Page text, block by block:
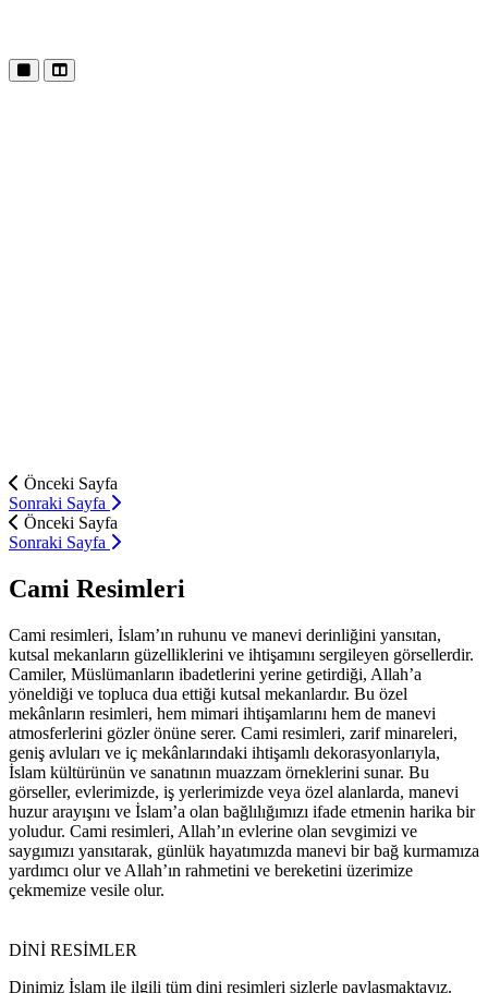
Önceki Sayfa
Sonraki Sayfa
Önceki Sayfa
Sonraki Sayfa
Cami Resimleri
Cami resimleri, İslam’ın ruhunu ve manevi derinliğini yansıtan,
kutsal mekanların güzelliklerini ve ihtişamını sergileyen görsellerdir.
Camiler, Müslümanların ibadetlerini yerine getirdiği, Allah’a
yöneldiği ve topluca dua ettiği kutsal mekanlardır. Bu özel
mekânların resimleri, hem mimari ihtişamlarını hem de manevi
atmosferlerini gözler önüne serer. Cami resimleri, zarif minareleri,
geniş avluları ve iç mekânlarındaki ihtişamlı dekorasyonlarıyla,
İslam kültürünün ve sanatının muazzam örneklerini sunar. Bu
görseller, evlerimizde, iş yerlerimizde veya özel alanlarda, manevi
huzur arayışını ve İslam’a olan bağlılığımızı ifade etmenin harika bir
yoludur. Cami resimleri, Allah’ın evlerine olan sevgimizi ve
saygımızı yansıtarak, günlük hayatımızda manevi bir bağ kurmamıza
yardımcı olur ve Allah’ın rahmetini ve bereketini üzerimize
çekmemize vesile olur.
DİNİ RESİMLER
Dinimiz İslam ile ilgili tüm dini resimleri sizlerle paylaşmaktayız.